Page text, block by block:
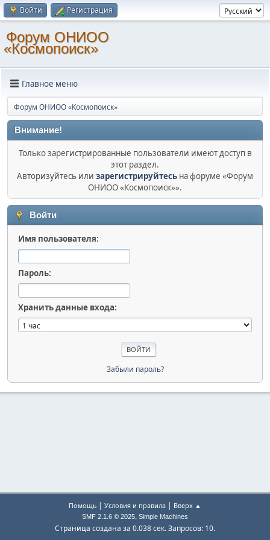
Войти Регистрация
Форум ОНИОО
«Космопоиск»
Главное меню
Форум ОНИОО «Космопоиск»
Внимание!
Только зарегистрированные пользователи имеют доступ в
этот раздел.
Авторизуйтесь или зарегистрируйтесь на форуме «Форум
ОНИОО «Космопоиск»».
Войти
Имя пользователя:
Пароль:
Хранить данные входа:
Забыли пароль?
Помощь | Условия и правила | Вверх ▲
SMF 2.1.6 © 2025, Simple Machines
Страница создана за 0.038 сек. Запросов: 10.